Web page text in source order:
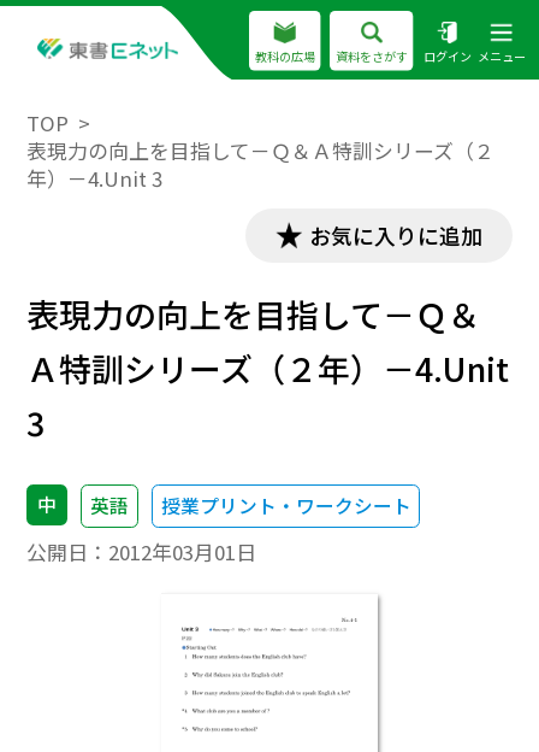
教科の広場 資料をさがす ログイン メニュー
TOP
表現力の向上を目指して－Ｑ＆Ａ特訓シリーズ（２
年）－4.Unit 3
お気に入りに追加
表現力の向上を目指して－Ｑ＆
Ａ特訓シリーズ（２年）－4.Unit
3
中 英語 授業プリント・ワークシート
公開日： 2012年03月01日